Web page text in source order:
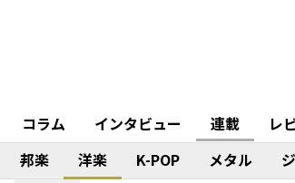
コラム インタビュー 連載 レ
邦楽 洋楽 K-POP メタル